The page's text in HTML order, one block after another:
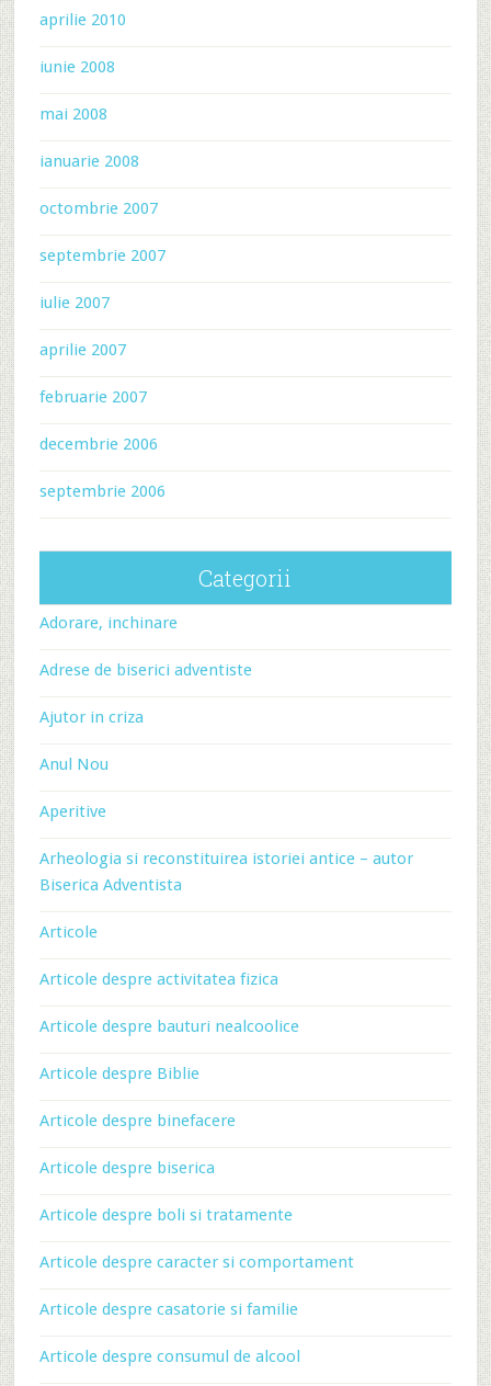
aprilie 2010
iunie 2008
mai 2008
ianuarie 2008
octombrie 2007
septembrie 2007
iulie 2007
aprilie 2007
februarie 2007
decembrie 2006
septembrie 2006
Categorii
Adorare, inchinare
Adrese de biserici adventiste
Ajutor in criza
Anul Nou
Aperitive
Arheologia si reconstituirea istoriei antice – autor
Biserica Adventista
Articole
Articole despre activitatea fizica
Articole despre bauturi nealcoolice
Articole despre Biblie
Articole despre binefacere
Articole despre biserica
Articole despre boli si tratamente
Articole despre caracter si comportament
Articole despre casatorie si familie
Articole despre consumul de alcool